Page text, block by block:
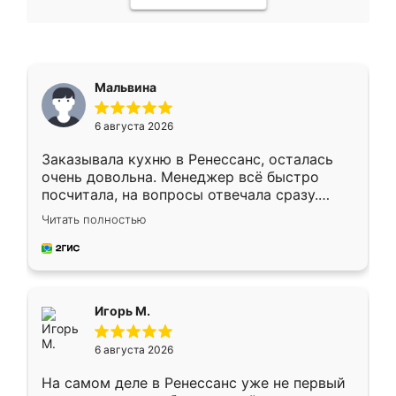
Мальвина
6 августа 2026
Заказывала кухню в Ренессанс, осталась
очень довольна. Менеджер всё быстро
посчитала, на вопросы отвечала сразу.
Замерщик приехал в субботу, подошёл к
делу со всей ответственностью. Собрали
за день, ребята работали аккуратно, даже
Читать полностью
Игорь М.
6 августа 2026
На самом деле в Ренессанс уже не первый